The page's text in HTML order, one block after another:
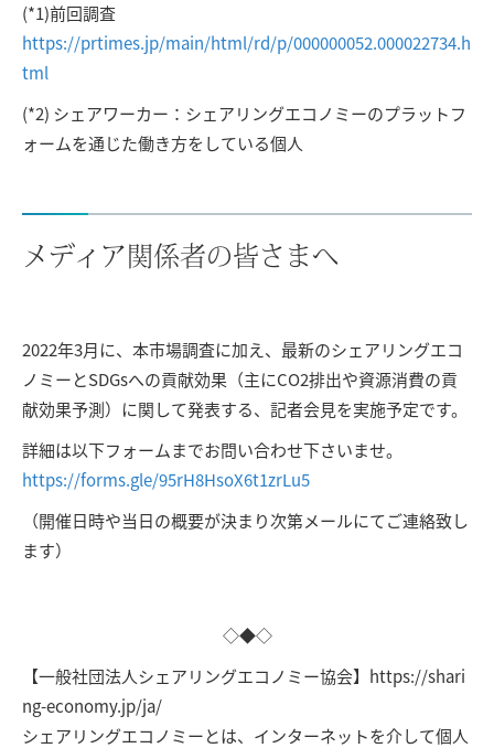
(*1)前回調査
https://prtimes.jp/main/html/rd/p/000000052.000022734.h
tml
(*2) シェアワーカー：シェアリングエコノミーのプラットフ
ォームを通じた働き方をしている個人
メディア関係者の皆さまへ
2022年3月に、本市場調査に加え、最新のシェアリングエコ
ノミーとSDGsへの貢献効果（主にCO2排出や資源消費の貢
献効果予測）に関して発表する、記者会見を実施予定です。
詳細は以下フォームまでお問い合わせ下さいませ。
https://forms.gle/95rH8HsoX6t1zrLu5
（開催日時や当日の概要が決まり次第メールにてご連絡致し
ます）
◇◆◇
【一般社団法人シェアリングエコノミー協会】https://shari
ng-economy.jp/ja/
シェアリングエコノミーとは、インターネットを介して個人